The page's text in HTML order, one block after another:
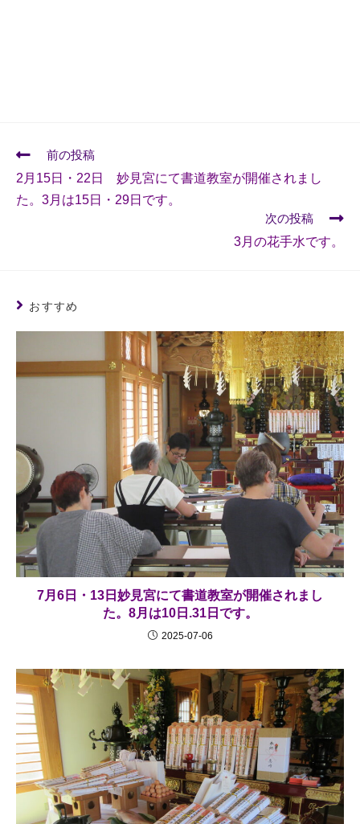
前の投稿
2月15日・22日 妙見宮にて書道教室が開催されまし
た。3月は15日・29日です。
次の投稿
3月の花手水です。
おすすめ
7月6日・13日妙見宮にて書道教室が開催されまし
た。8月は10日.31日です。
2025-07-06